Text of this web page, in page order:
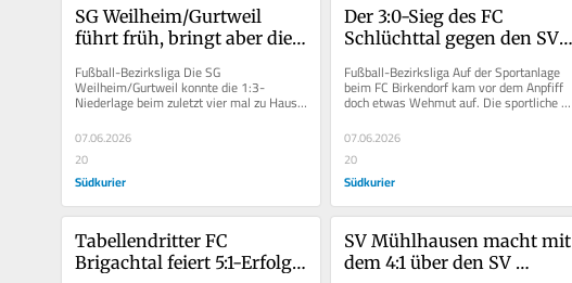
SG Weilheim/Gurtweil
führt früh, bringt aber die
nicht in Gefahr
Fußball-Bezirksliga Die SG
Weilheim/Gurtweil konnte die 1:3-
Niederlage beim zuletzt vier mal zu Hause
siegreichen FC Hauingen verkraften. Der...
07.06.2026
20
Südkurier
Der 3:0-Sieg des FC
Schlüchttal gegen den SV
Abschieds
Fußball-Bezirksliga Auf der Sportanlage
beim FC Birkendorf kam vor dem Anpfiff
doch etwas Wehmut auf. Die sportliche
07.06.2026
20
Südkurier
Tabellendritter FC
Brigachtal feiert 5:1-Erfolg
SV Mühlhausen macht mit
dem 4:1 über den SV